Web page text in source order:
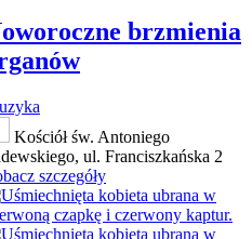
brzmienia
Kościół św. Antoniego
ul. Franciszkańska 2
szczegóły